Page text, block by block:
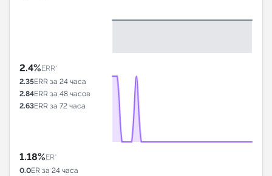
2.4%ERR*
2.35ERR за 24 часа
2.84ERR за 48 часов
2.63ERR за 72 часа
1.18%ER*
0.0ER за 24 часа